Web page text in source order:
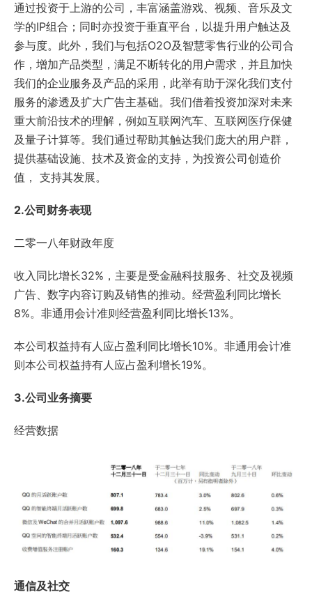
通过投资于上游的公司，丰富涵盖游戏、视频、音乐及文
学的IP组合；同时亦投资于垂直平台，以提升用户触达及
参与度。此外，我们与包括O2O及智慧零售行业的公司合
作，增加产品类型，满足不断转化的用户需求，并且加快
我们的企业服务及产品的采用，此举有助于深化我们支付
服务的渗透及扩大广告主基础。我们借着投资加深对未来
重大前沿技术的理解，例如互联网汽车、互联网医疗保健
及量子计算等。我们通过帮助其触达我们庞大的用户群，
提供基础设施、技术及资金的支持，为投资公司创造价
值， 支持其发展。
2.公司财务表现
二零一八年财政年度
收入同比增长32%，主要是受金融科技服务、社交及视频
广告、数字内容订购及销售的推动。经营盈利同比增长
8%。非通用会计准则经营盈利同比增长13%。
本公司权益持有人应占盈利同比增长10%。非通用会计准
则本公司权益持有人应占盈利增长19%。
3.公司业务摘要
经营数据
通信及社交